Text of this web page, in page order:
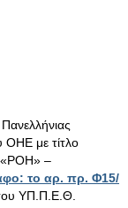
με τίτλο
«ΡΟΗ» –
το αρ. πρ. Φ15/
ΥΠ.Π.Ε.Θ.